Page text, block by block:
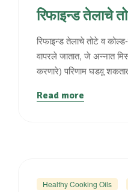
रिफाइन्ड तेलाचे
रिफाइन्ड तेलाचे तोटे व
वापरले जातात, जे अन्नात
करणारे) परिणाम घडवू
Read more
Healthy Cooking Oils